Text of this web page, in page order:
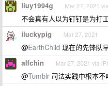
liuy1994g Mar 27, 2021
不会真有人以为钉钉是为打
iluckypig Mar 27, 2021
@EarthChild 现在的先锋队
alfchin Mar 27, 2021 via
@Tumblr 司法实践中根本不